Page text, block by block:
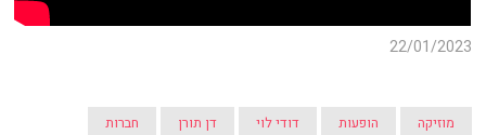
22/01/2023
מוזיקה הופעות דודי לוי דן תורן חברות